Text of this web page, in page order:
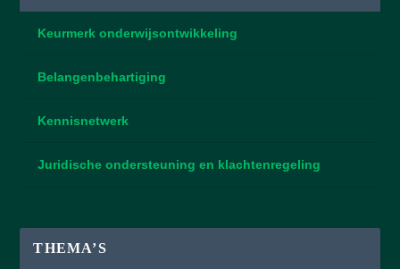
Keurmerk onderwijsontwikkeling
Belangenbehartiging
Kennisnetwerk
Juridische ondersteuning en klachtenregeling
THEMA’S